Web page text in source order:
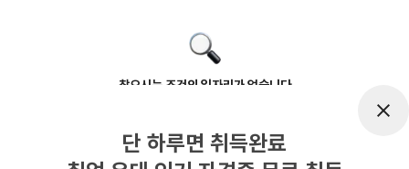
찾으시는 조건의 일자리가 없습니다
단 하루면 취득완료